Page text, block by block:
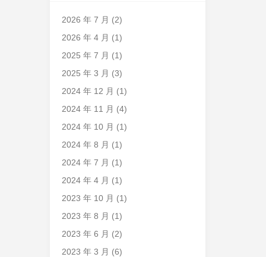
2026 年 7 月 (2)
2026 年 4 月 (1)
2025 年 7 月 (1)
2025 年 3 月 (3)
2024 年 12 月 (1)
2024 年 11 月 (4)
2024 年 10 月 (1)
2024 年 8 月 (1)
2024 年 7 月 (1)
2024 年 4 月 (1)
2023 年 10 月 (1)
2023 年 8 月 (1)
2023 年 6 月 (2)
2023 年 3 月 (6)